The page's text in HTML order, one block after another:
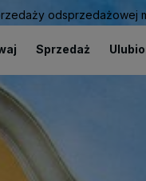
odsprzedażowej
Sprzedaż